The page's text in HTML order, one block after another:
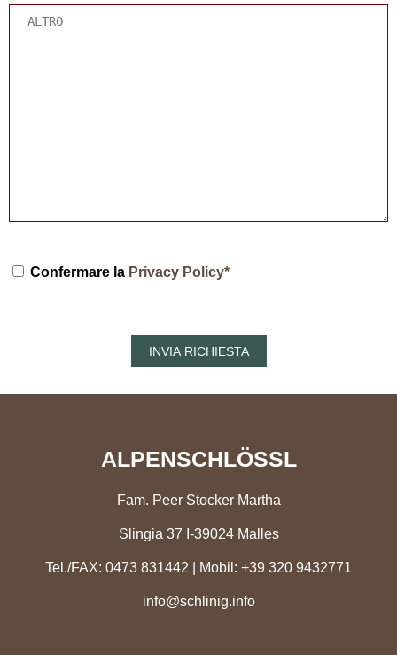
Confermare la Privacy Policy*
ALPENSCHLÖSSL
Fam. Peer Stocker Martha
Slingia 37 I-39024 Malles
Tel./FAX: 0473 831442 | Mobil: +39 320 9432771
info@schlinig.info